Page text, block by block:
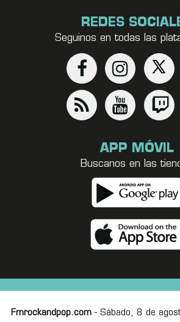
REDES
Seguinos en todas las
APP MÓVIL
Buscanos en las
Fmrockandpop.com- Sábado, 8 de